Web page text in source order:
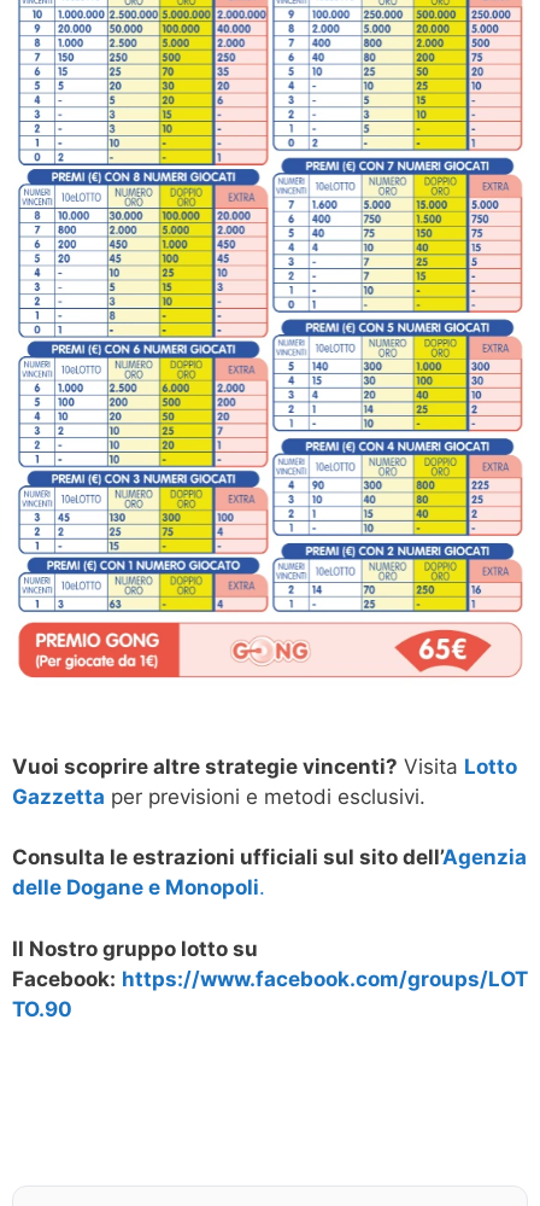
Vuoi scoprire altre strategie vincenti? Visita Lotto
Gazzetta per previsioni e metodi esclusivi.
Consulta le estrazioni ufficiali sul sito dell’Agenzia
delle Dogane e Monopoli.
Il Nostro gruppo lotto su
Facebook: https://www.facebook.com/groups/LOT
TO.90